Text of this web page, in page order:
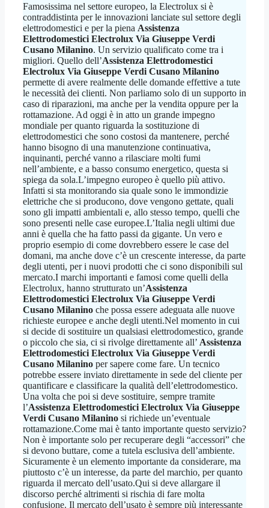
Famosissima nel settore europeo, la Electrolux si è
contraddistinta per le innovazioni lanciate sul settore degli
elettrodomestici e per la piena Assistenza
Elettrodomestici Electrolux Via Giuseppe Verdi
Cusano Milanino. Un servizio qualificato come tra i
migliori. Quello dell’Assistenza Elettrodomestici
Electrolux Via Giuseppe Verdi Cusano Milanino
permette di avere realmente delle domande effettive a tute
le necessità dei clienti. Non parliamo solo di un supporto in
caso di riparazioni, ma anche per la vendita oppure per la
rottamazione. Ad oggi è in atto un grande impegno
mondiale per quanto riguarda la sostituzione di
elettrodomestici che sono costosi da mantenere, perché
hanno bisogno di una manutenzione continuativa,
inquinanti, perché vanno a rilasciare molti fumi
nell’ambiente, e a basso consumo energetico, questa si
spiega da sola.L’impegno europeo è quello più attivo.
Infatti si sta monitorando sia quale sono le immondizie
elettriche che si producono, dove vengono gettate, quali
sono gli impatti ambientali e, allo stesso tempo, quelli che
sono presenti nelle case europee.L’Italia negli ultimi due
anni è quella che ha fatto passi da gigante. Un vero e
proprio esempio di come dovrebbero essere le case del
domani, ma anche dove c’è un crescente interesse, da parte
degli utenti, per i nuovi prodotti che ci sono disponibili sul
mercato.I marchi importanti e famosi come quelli della
Electrolux, hanno strutturato un’Assistenza
Elettrodomestici Electrolux Via Giuseppe Verdi
Cusano Milanino che possa essere adeguata alle nuove
richieste europee e anche degli utenti.Nel momento in cui
si decide di sostituire un qualsiasi elettrodomestico, grande
o piccolo che sia, ci si rivolge direttamente all’ Assistenza
Elettrodomestici Electrolux Via Giuseppe Verdi
Cusano Milanino per sapere come fare. Un tecnico
potrebbe essere inviato direttamente in sede del cliente per
quantificare e classificare la qualità dell’elettrodomestico.
Una volta che poi si deve sostituire, sempre tramite
l’Assistenza Elettrodomestici Electrolux Via Giuseppe
Verdi Cusano Milanino si richiede un’eventuale
rottamazione.Come mai è tanto importante questo servizio?
Non è importante solo per recuperare degli “accessori” che
si devono buttare, come a tutela esclusiva dell’ambiente.
Sicuramente è un elemento importante da considerare, ma
piuttosto c’è un interesse, da parte del marchio, per quanto
riguarda il mercato dell’usato.Qui si deve allargare il
discorso perché altrimenti si rischia di fare molta
confusione. Il mercato dell’usato è sempre più interessante